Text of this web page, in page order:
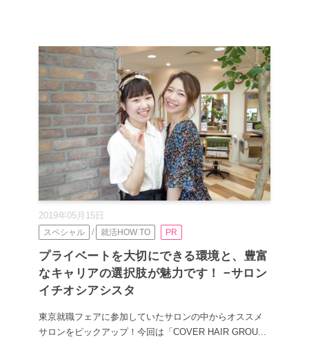
2019年05月15日
スペシャル / 就活HOW TO PR
プライベートを大切にできる環境と、豊富
なキャリアの選択肢が魅力です！ −サロン
イチオシアシスタ
東京就職フェアに参加していたサロンの中からオススメ
サロンをピックアップ！今回は「COVER HAIR GROU...